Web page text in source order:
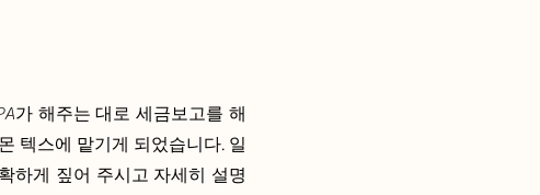
가 해주는 대로 세금보고를 해
텍스에 맡기게 되었습니다. 일
하게 짚어 주시고 자세히 설명